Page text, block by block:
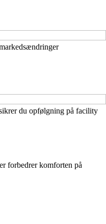
du opfølgning på facility
forbedrer komforten på